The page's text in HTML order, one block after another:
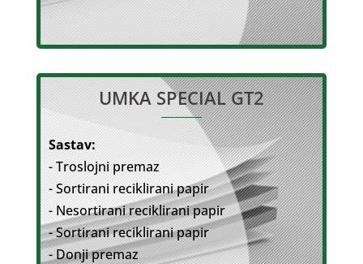
UMKA SPECIAL GT2
Sastav:
- Troslojni premaz
- Sortirani reciklirani papir
- Nesortirani reciklirani papir
- Sortirani reciklirani papir
- Donji premaz